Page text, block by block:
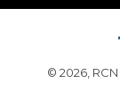
© 2026,